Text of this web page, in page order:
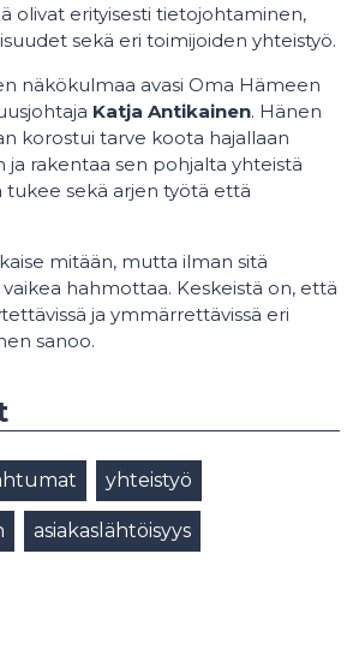
olivat erityisesti tietojohtaminen,
sekä eri toimijoiden yhteistyö.
näkökulmaa avasi Oma Hämeen
Katja Antikainen. Hänen
korostui tarve koota hajallaan
ja rakentaa sen pohjalta yhteistä
tukee sekä arjen työtä että
mitään, mutta ilman sitä
hahmottaa. Keskeistä on, että
ja ymmärrettävissä eri
sanoo.
yhteistyö
asiakaslähtöisyys